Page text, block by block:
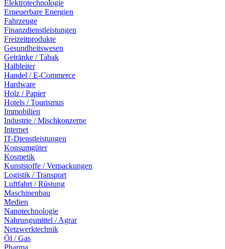
Elektrotechnologie
Erneuerbare Energien
Fahrzeuge
Finanzdienstleistungen
Freizeitprodukte
Gesundheitswesen
Getränke / Tabak
Halbleiter
Handel / E-Commerce
Hardware
Holz / Papier
Hotels / Tourismus
Immobilien
Industrie / Mischkonzerne
Internet
IT-Dienstleistungen
Konsumgüter
Kosmetik
Kunststoffe / Verpackungen
Logistik / Transport
Luftfahrt / Rüstung
Maschinenbau
Medien
Nanotechnologie
Nahrungsmittel / Agrar
Netzwerktechnik
Öl / Gas
Pharma